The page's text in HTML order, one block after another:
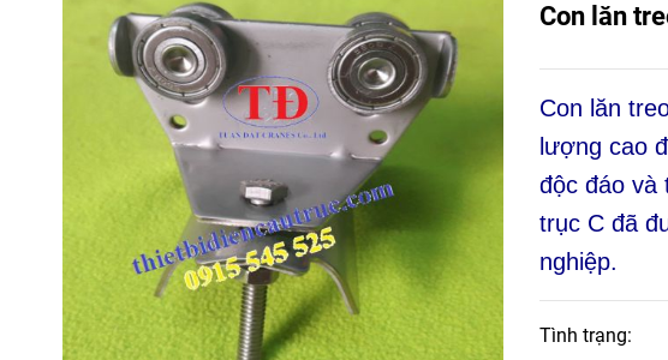
Con lăn
Con lăn
lượng cao
độc đáo và
trục C đã
nghiệp.
Tình trạng: